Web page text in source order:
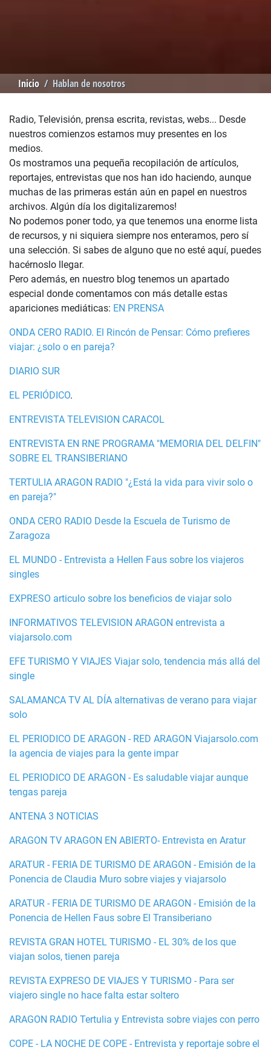
Inicio Hablan de nosotros
Radio, Televisión, prensa escrita, revistas, webs... Desde
nuestros comienzos estamos muy presentes en los
medios.
Os mostramos una pequeña recopilación de artículos,
reportajes, entrevistas que nos han ido haciendo, aunque
muchas de las primeras están aún en papel en nuestros
archivos. Algún día los digitalizaremos!
No podemos poner todo, ya que tenemos una enorme lista
de recursos, y ni siquiera siempre nos enteramos, pero sí
una selección. Si sabes de alguno que no esté aquí, puedes
hacérnoslo llegar.
Pero además, en nuestro blog tenemos un apartado
especial donde comentamos con más detalle estas
apariciones mediáticas: EN PRENSA
ONDA CERO RADIO. El Rincón de Pensar: Cómo prefieres
viajar: ¿solo o en pareja?
DIARIO SUR
EL PERIÓDICO.
ENTREVISTA TELEVISION CARACOL
ENTREVISTA EN RNE PROGRAMA "MEMORIA DEL DELFIN"
SOBRE EL TRANSIBERIANO
TERTULIA ARAGON RADIO "¿Está la vida para vivir solo o
en pareja?"
ONDA CERO RADIO Desde la Escuela de Turismo de
Zaragoza
EL MUNDO - Entrevista a Hellen Faus sobre los viajeros
singles
EXPRESO articulo sobre los beneficios de viajar solo
INFORMATIVOS TELEVISION ARAGON entrevista a
viajarsolo.com
EFE TURISMO Y VIAJES Viajar solo, tendencia más allá del
single
SALAMANCA TV AL DÍA alternativas de verano para viajar
solo
EL PERIODICO DE ARAGON - RED ARAGON Viajarsolo.com
la agencia de viajes para la gente impar
EL PERIODICO DE ARAGON - Es saludable viajar aunque
tengas pareja
ANTENA 3 NOTICIAS
ARAGON TV ARAGON EN ABIERTO- Entrevista en Aratur
ARATUR - FERIA DE TURISMO DE ARAGON - Emisión de la
Ponencia de Claudia Muro sobre viajes y viajarsolo
ARATUR - FERIA DE TURISMO DE ARAGON - Emisión de la
Ponencia de Hellen Faus sobre El Transiberiano
REVISTA GRAN HOTEL TURISMO - EL 30% de los que
viajan solos, tienen pareja
REVISTA EXPRESO DE VIAJES Y TURISMO - Para ser
viajero single no hace falta estar soltero
ARAGON RADIO Tertulia y Entrevista sobre viajes con perro
COPE - LA NOCHE DE COPE - Entrevista y reportaje sobre el